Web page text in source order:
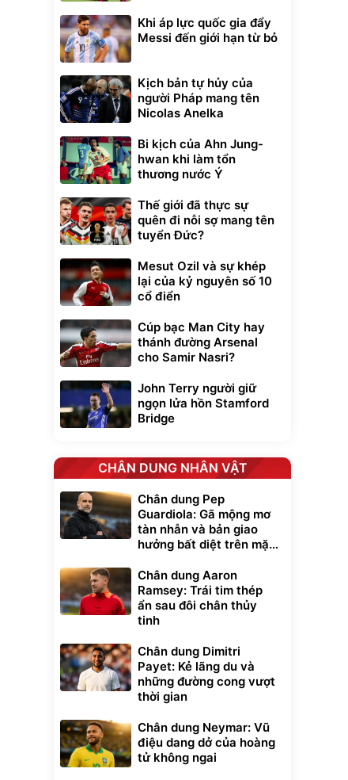
Khi áp lực quốc gia đẩy
Messi đến giới hạn từ bỏ
Kịch bản tự hủy của
người Pháp mang tên
Nicolas Anelka
Bi kịch của Ahn Jung-
hwan khi làm tổn
thương nước Ý
Thế giới đã thực sự
quên đi nỗi sợ mang tên
tuyển Đức?
Mesut Ozil và sự khép
lại của kỷ nguyên số 10
cổ điển
Cúp bạc Man City hay
thánh đường Arsenal
cho Samir Nasri?
John Terry người giữ
ngọn lửa hồn Stamford
Bridge
CHÂN DUNG NHÂN VẬT
Chân dung Pep
Guardiola: Gã mộng mơ
tàn nhẫn và bản giao
hưởng bất diệt trên mặt
Chân dung Aaron
Ramsey: Trái tim thép
ẩn sau đôi chân thủy
tinh
Chân dung Dimitri
Payet: Kẻ lãng du và
những đường cong vượt
thời gian
Chân dung Neymar: Vũ
điệu dang dở của hoàng
tử không ngai